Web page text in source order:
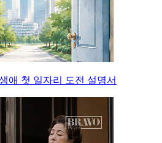
애 첫 일자리 도전 설명서